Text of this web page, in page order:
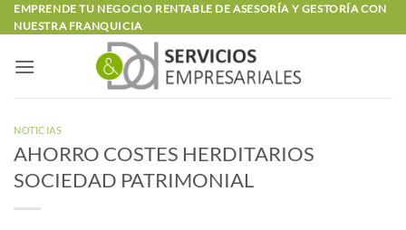
Saltar
al
EMPRENDE TU NEGOCIO RENTABLE DE ASESORÍA Y GESTORÍA CON
NUESTRA FRANQUICIA
NOTICIAS
AHORRO COSTES HERDITARIOS
SOCIEDAD PATRIMONIAL